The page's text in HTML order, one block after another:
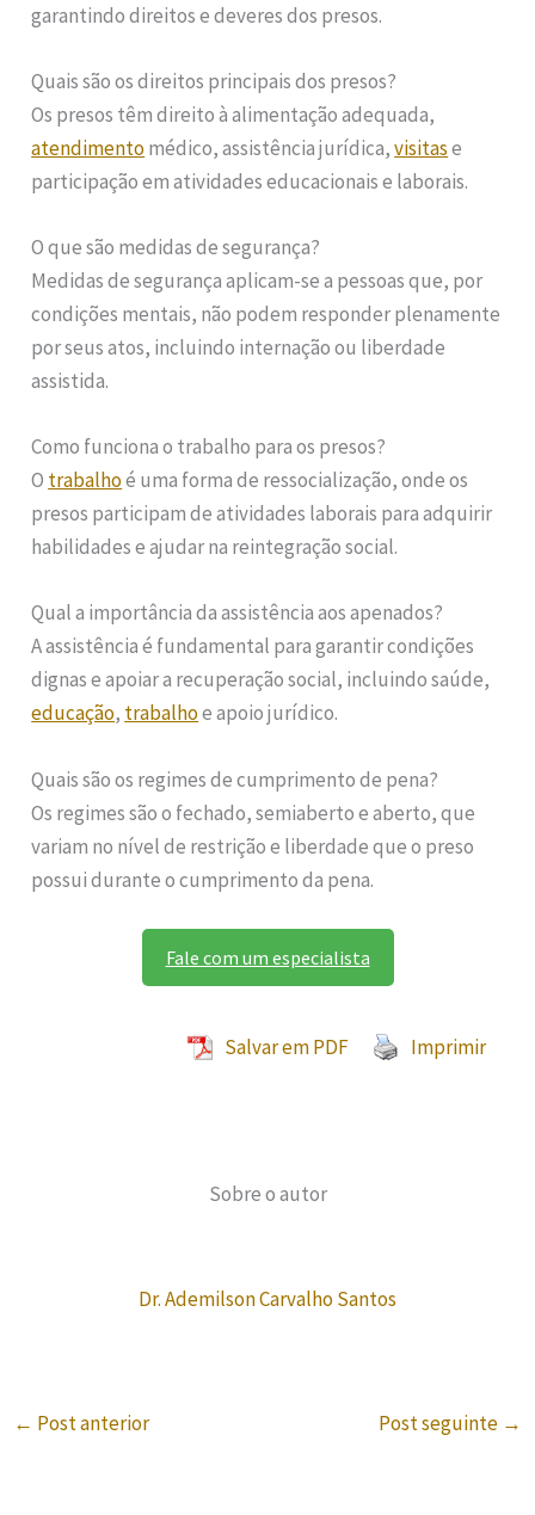
garantindo direitos e deveres dos presos.
Quais são os direitos principais dos presos?
Os presos têm direito à alimentação adequada,
atendimentomédico, assistência jurídica,visitase
participação em atividades educacionais e laborais.
O que são medidas de segurança?
Medidas de segurança aplicam-se a pessoas que, por
condições mentais, não podem responder plenamente
por seus atos, incluindo internação ou liberdade
assistida.
Como funciona o trabalho para os presos?
O trabalhoé uma forma de ressocialização, onde os
presos participam de atividades laborais para adquirir
habilidades e ajudar na reintegração social.
Qual a importância da assistência aos apenados?
A assistência é fundamental para garantir condições
dignas e apoiar a recuperação social, incluindo saúde,
educação, trabalhoe apoio jurídico.
Quais são os regimes de cumprimento de pena?
Os regimes são o fechado, semiaberto e aberto, que
variam no nível de restrição e liberdade que o preso
possui durante o cumprimento da pena.
Fale com um especialista
Salvar em PDF Imprimir
Sobre o autor
Dr. Ademilson Carvalho Santos
← Post anterior Post seguinte →